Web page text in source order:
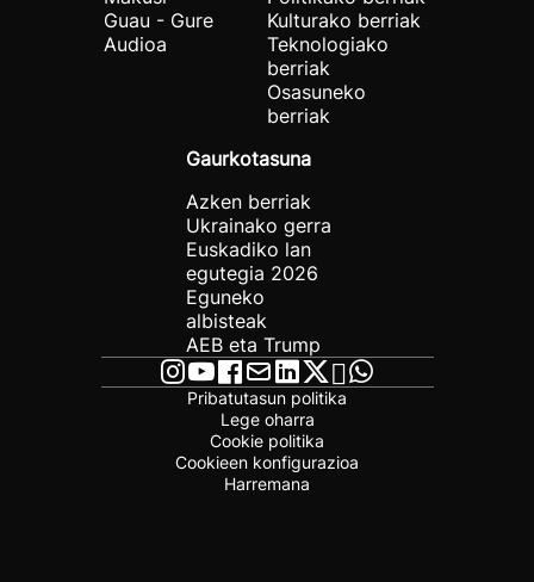
Guau - Gure
Audioa
Kulturako berriak
Teknologiako
berriak
Osasuneko
berriak
Gaurkotasuna
Azken berriak
Ukrainako gerra
Euskadiko lan
egutegia 2026
Eguneko
albisteak
AEB eta Trump
Pribatutasun politika
Lege oharra
Cookie politika
Cookieen konfigurazioa
Harremana